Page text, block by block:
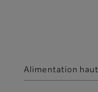
Alimentation